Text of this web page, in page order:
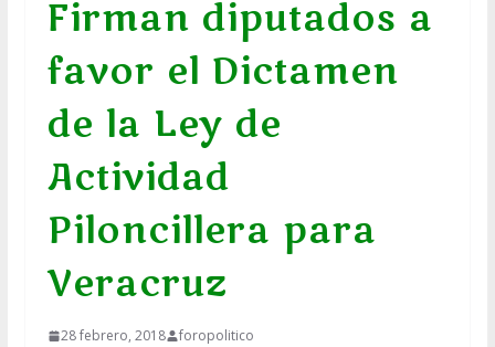
Firman diputados a
favor el Dictamen
de la Ley de
Actividad
Piloncillera para
Veracruz
28 febrero, 2018 foropolitico